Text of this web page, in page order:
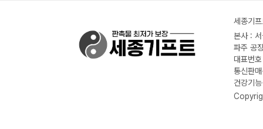
세종기
본사 :
파주 공
대표번
통신판
건강기